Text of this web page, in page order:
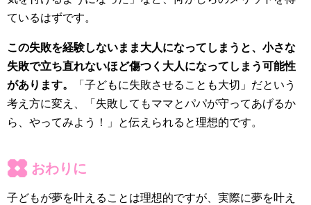
ているはずです。
この失敗を経験しないまま大人になってしまうと、小さな
失敗で立ち直れないほど傷つく大人になってしまう可能性
があります。
「子どもに失敗させることも大切」だという
考え方に変え、「失敗してもママとパパが守ってあげるか
ら、やってみよう！」と伝えられると理想的です。
おわりに
子どもが夢を叶えることは理想的ですが、実際に夢を叶え